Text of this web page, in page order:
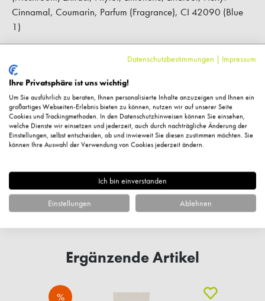
Cinnamal, Coumarin, Parfum (Fragrance), CI 42090 (Blue
1)
Hersteller-Kontaktinformationen
Kundenbewertungen
Fragen zum Artikel?
Ergänzende Artikel
%
Datenschutzbestimmungen | Impressum
Ihre Privatsphäre ist uns wichtig!
Um Sie ausführlich zu beraten, Ihnen personalisierte Inhalte anzuzeigen und Ihnen ein
großartiges Webseiten-Erlebnis bieten zu können, nutzen wir auf unserer Seite
Cookies und Trackingmethoden. In den Datenschutzhinweisen können Sie einsehen,
welche Dienste wir einsetzen und jederzeit, auch durch nachträgliche Änderung der
Einstellungen, selbst entscheiden, ob und inwieweit Sie diesen zustimmen möchten. Sie
können Ihre Auswahl der Verwendung von Cookies jederzeit ändern.
Ich bin einverstanden
Einstellungen Ablehnen